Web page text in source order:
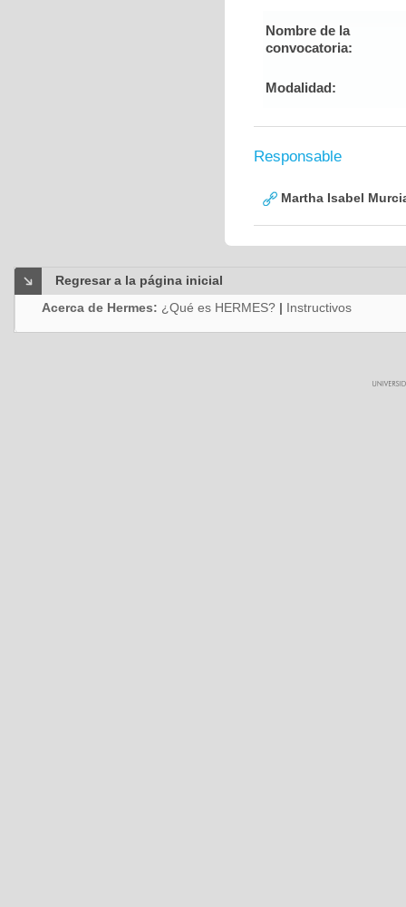
Nombre de la
convocatoria:
Modalidad:
Responsable
Martha Isabel
Regresar a la página inicial
Acerca de Hermes: ¿Qué es HERMES? | Instructivos